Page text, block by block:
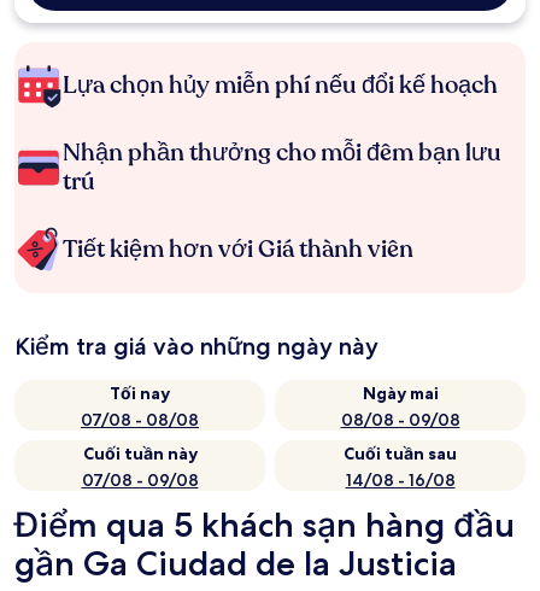
Lựa chọn hủy miễn phí nếu đổi kế hoạch
Nhận phần thưởng cho mỗi đêm bạn lưu
trú
Tiết kiệm hơn với Giá thành viên
Kiểm tra giá vào những ngày này
Tối nay
07/08 - 08/08
Ngày mai
08/08 - 09/08
Cuối tuần này
07/08 - 09/08
Cuối tuần sau
14/08 - 16/08
Điểm qua 5 khách sạn hàng đầu
gần Ga Ciudad de la Justicia